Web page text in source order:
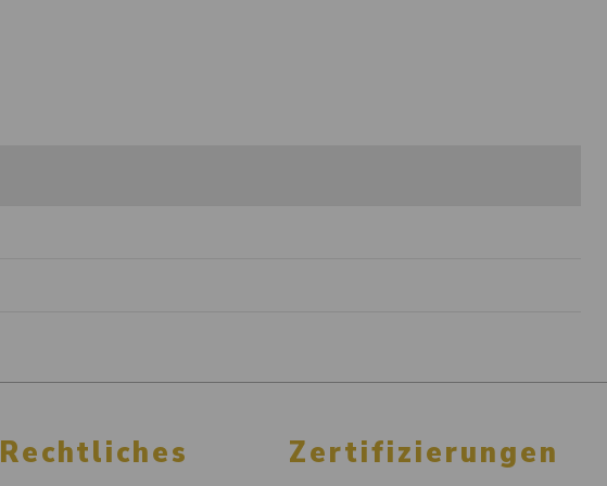
Rechtliches Zertifizierungen